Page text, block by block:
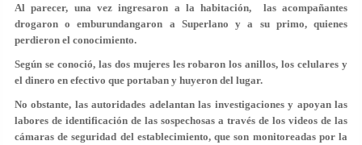
Al parecer, una vez ingresaron a la habitación, las acompañantes
drogaron o emburundangaron a Superlano y a su primo, quienes
perdieron el conocimiento.
Según se conoció, las dos mujeres les robaron los anillos, los celulares y
el dinero en efectivo que portaban y huyeron del lugar.
No obstante, las autoridades adelantan las investigaciones y apoyan las
labores de identificación de las sospechosas a través de los videos de las
cámaras de seguridad del establecimiento, que son monitoreadas por la